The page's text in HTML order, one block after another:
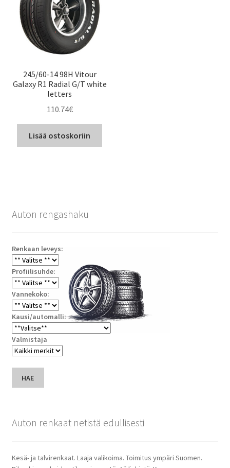
245/60-14 98H Vitour
Galaxy R1 Radial G/T white
letters
110.74€
Lisää ostoskoriin
Auton rengashaku
Renkaan leveys:
Profiilisuhde:
Vannekoko:
Kausi/automalli:
Valmistaja
HAE
Auton renkaat netistä edullisesti
Kesä- ja talvirenkaat. Laaja valikoima. Toimitus ympäri Suomen.